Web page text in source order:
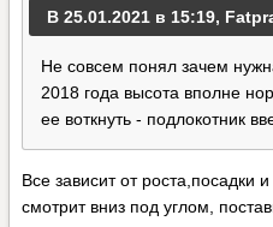
В 25.01.2021 в 15:19,
Не совсем понял зачем
2018 года высота вполне
ее воткнуть - подлокотник
Все зависит от роста,посадки
смотрит вниз под углом,